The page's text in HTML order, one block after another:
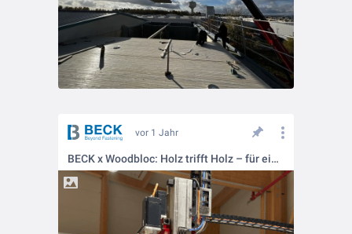
vor 1 Jahr
BECK x Woodbloc: Holz trifft Holz – für eine nachhaltige Bauweise 🌳✨